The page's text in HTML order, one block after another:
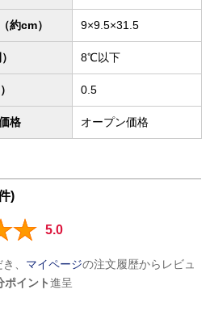
約cm） 9×9.5×31.5
8℃以下
0.5
格 オープン価格
)
5.0
、 マイページの注文履歴からレビュ
ポイント進呈